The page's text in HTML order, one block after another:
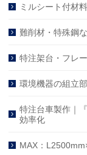
ミルシート付材
難削材・特殊鋼
特注架台・フレ
環境機器の組立
特注台車製作｜
効率化
MAX：